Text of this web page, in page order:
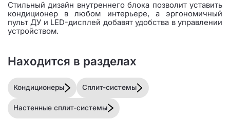
Стильный дизайн внутреннего блока позволит уставить
кондиционер в любом интерьере, а эргономичный
пульт ДУ и LED-дисплей добавят удобства в управлении
устройством.
Находится в разделах
Кондиционеры Сплит-системы
Настенные сплит-системы